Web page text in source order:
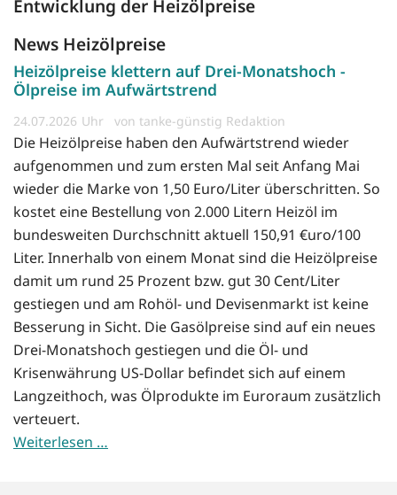
Entwicklung der Heizölpreise
News Heizölpreise
Heizölpreise klettern auf Drei-Monatshoch -
Ölpreise im Aufwärtstrend
24.07.2026 von tanke-günstig Redaktion
Die Heizölpreise haben den Aufwärtstrend wieder
aufgenommen und zum ersten Mal seit Anfang Mai
wieder die Marke von 1,50 Euro/Liter überschritten. So
kostet eine Bestellung von 2.000 Litern Heizöl im
bundesweiten Durchschnitt aktuell 150,91 €uro/100
Liter. Innerhalb von einem Monat sind die Heizölpreise
damit um rund 25 Prozent bzw. gut 30 Cent/Liter
gestiegen und am Rohöl- und Devisenmarkt ist keine
Besserung in Sicht. Die Gasölpreise sind auf ein neues
Drei-Monatshoch gestiegen und die Öl- und
Krisenwährung US-Dollar befindet sich auf einem
Langzeithoch, was Ölprodukte im Euroraum zusätzlich
verteuert.
Weiterlesen …